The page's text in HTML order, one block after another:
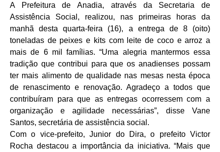
A Prefeitura de Anadia, através da Secretaria de
Assistência Social, realizou, nas primeiras horas da
manhã desta quarta-feira (16), a entrega de 8 (oito)
toneladas de peixes e kits com leite de coco e arroz a
mais de 6 mil famílias. “Uma alegria mantermos essa
tradição que contribui para que os anadienses possam
ter mais alimento de qualidade nas mesas nesta época
de renascimento e renovação. Agradeço a todos que
contribuíram para que as entregas ocorressem com a
organização e agilidade necessárias”, disse Vane
Santos, secretária de assistência social.
Com o vice-prefeito, Junior do Dira, o prefeito Victor
Rocha destacou a importância da iniciativa. “Mais que